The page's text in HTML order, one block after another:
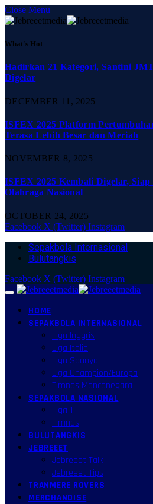
Close Menu
What's Hot
Hadirkan 21 Kategori, Santini
Digelar
DECEMBER 11, 2025
ISFEX 2025 Platform
Terasa Lebih Besar dan Meriah
NOVEMBER 8, 2025
ISFEX 2025 Kembali Digelar, Siap
Olahraga Nasional
OCTOBER 24, 2025
Facebook X (Twitter) Instagram
Sepakbola Internasional
Bulutangkis
Facebook X (Twitter) Instagram
HOME
SEPAKBOLA INTERNASIONAL
Liga Inggris
Liga Italia
Liga Spanyol
Liga Champion/Europa
Timnas Mancanegara
SEPAKBOLA NASIONAL
Liga 1
Timnas
BULUTANGKIS
JEBREEET
Jebreeet Talk
Jebreeet Tips
TRANMERE ROVERS
MERCHANDISE